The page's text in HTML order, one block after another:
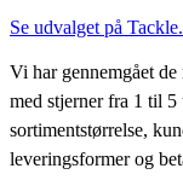
Se udvalget på
Vi har gennemgået
med stjerner fra 1 til 5
sortimentstørrelse,
leveringsformer og